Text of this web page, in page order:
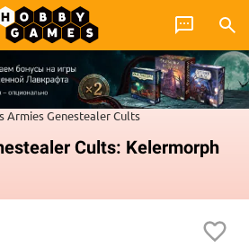
ArmiesGenestealer Cults
Cults: Kelermorph